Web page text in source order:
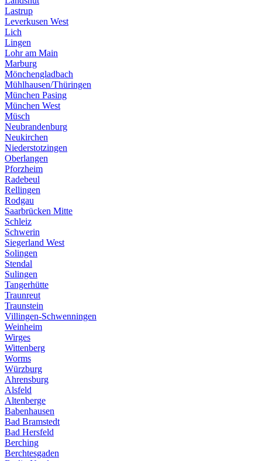
Lastrup
Leverkusen West
Lich
Lingen
Lohr am Main
Marburg
Mönchengladbach
Mühlhausen/Thüringen
München Pasing
München West
Müsch
Neubrandenburg
Neukirchen
Niederstotzingen
Oberlangen
Pforzheim
Radebeul
Rellingen
Rodgau
Saarbrücken Mitte
Schleiz
Schwerin
Siegerland West
Solingen
Stendal
Sulingen
Tangerhütte
Traunreut
Traunstein
Villingen-Schwenningen
Weinheim
Wirges
Wittenberg
Worms
Würzburg
Ahrensburg
Alsfeld
Altenberge
Babenhausen
Bad Bramstedt
Bad Hersfeld
Berching
Berchtesgaden